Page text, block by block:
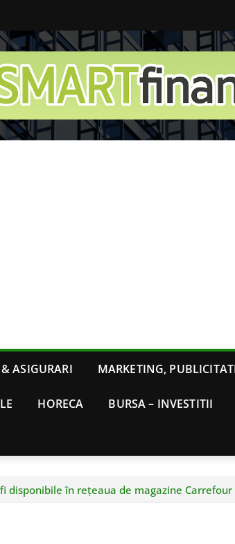
ASIGURARI MARKETING,
HORECA BURSA – INVESTITII
disponibile în rețeaua de magazine Carrefour